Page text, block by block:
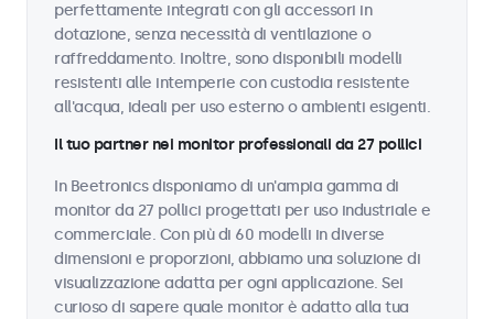
perfettamente integrati con gli accessori in
dotazione, senza necessità di ventilazione o
raffreddamento. Inoltre, sono disponibili modelli
resistenti alle intemperie con custodia resistente
all'acqua, ideali per uso esterno o ambienti esigenti.
Il tuo partner nei monitor professionali da 27 pollici
In Beetronics disponiamo di un'ampia gamma di
monitor da 27 pollici progettati per uso industriale e
commerciale. Con più di 60 modelli in diverse
dimensioni e proporzioni, abbiamo una soluzione di
visualizzazione adatta per ogni applicazione. Sei
curioso di sapere quale monitor è adatto alla tua